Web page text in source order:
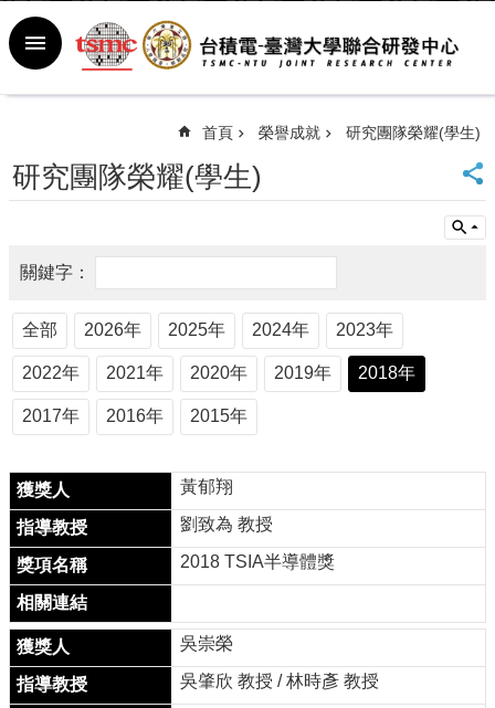
跳到主要內容區塊
進
首
頁
首
新
聞
室
行
事
常
用
表
單
Facebook
關
於
我
們
首頁 榮譽成就 研究團隊榮耀(學生)
研究團隊榮耀(學生)
全部 2026年 2025年 2024年 2023年
2022年 2021年 2020年 2019年 2018年
2017年 2016年 2015年
黃郁翔
劉致為 教授
2018 TSIA半導體獎
吳崇榮
吳肇欣 教授 / 林時彥 教授